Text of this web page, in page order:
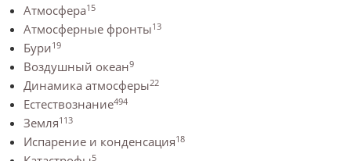
Атмосфера15
Атмосферные фронты13
Бури19
Воздушный океан9
Динамика атмосферы22
Естествознание494
Земля113
Испарение и конденсация18
5